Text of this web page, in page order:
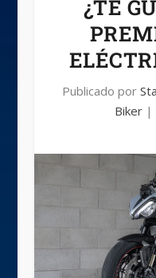
¿TE
Publicado por
Biker|